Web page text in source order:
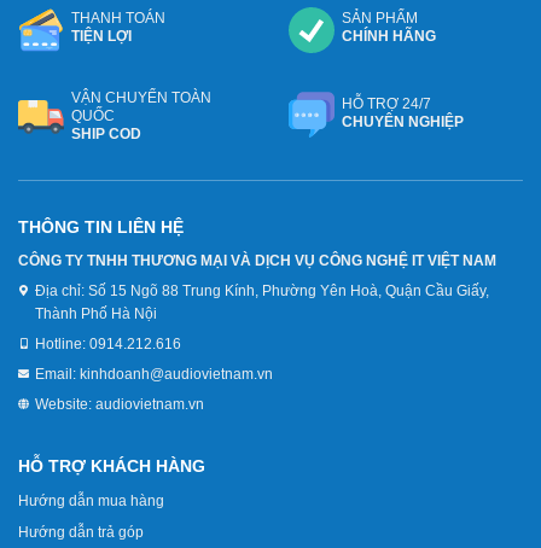
THANH TOÁN
TIỆN LỢI
SẢN PHẨM
CHÍNH HÃNG
VẬN CHUYỂN TOÀN
QUỐC
SHIP COD
HỖ TRỢ 24/7
CHUYÊN NGHIỆP
THÔNG TIN LIÊN HỆ
CÔNG TY TNHH THƯƠNG MẠI VÀ DỊCH VỤ CÔNG NGHỆ IT VIỆT NAM
Địa chỉ: Số 15 Ngõ 88 Trung Kính, Phường Yên Hoà, Quận Cầu Giấy,
Thành Phố Hà Nội
Hotline: 0914.212.616
Email: kinhdoanh@audiovietnam.vn
Website: audiovietnam.vn
HỖ TRỢ KHÁCH HÀNG
Hướng dẫn mua hàng
Hướng dẫn trả góp